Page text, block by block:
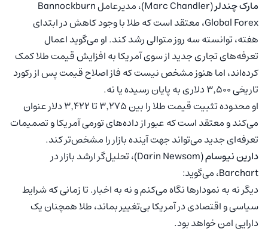
مارک چندلر
(Marc Chandler)، مدیرعامل Bannockburn
Global Forex، معتقد است که طلا با وجود کاهش در ابتدای
هفته، توانسته سه روز متوالی رشد کند. او می‌گوید اعمال
تعرفه‌های تجاری جدید از سوی آمریکا به افزایش قیمت طلا کمک
کرده‌اند، اما هنوز مشخص نیست که فاز اصلاح قیمت پس از رکورد
تاریخی ۳٬۵۰۰ دلاری به پایان رسیده یا نه.
او محدوده تثبیت قیمت طلا را بین ۳٬۲۷۵ تا ۳٬۴۲۲ دلار عنوان
می‌کند و معتقد است که عبور از داده‌های تورمی آمریکا و تصمیمات
تعرفه‌ای جدید می‌تواند جهت آینده بازار را مشخص‌تر کند.
دارین نیوسام
(Darin Newsom)، تحلیل‌گر ارشد بازار در
Barchart، می‌گوید:
دیگر نه به نمودارها نگاه می‌کنم و نه به اخبار. تا زمانی که شرایط
سیاسی و اقتصادی در آمریکا بی‌تغییر بماند، طلا همچنان یک
دارایی امن خواهد بود.